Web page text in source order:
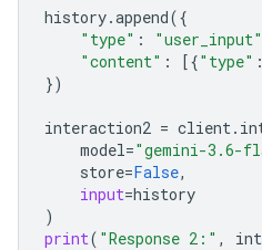
history.append({
"type" : "user_input"
"content" : [{"type" :
})
interaction2 = client.
model="gemini-3.6-
store=False,
input=history
)
print( "Response 2:" ,